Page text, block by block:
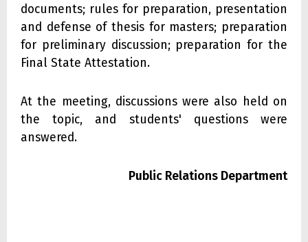
documents; rules for preparation, presentation
and defense of thesis for masters; preparation
for preliminary discussion; preparation for the
Final State Attestation.
At the meeting, discussions were also held on
the topic, and students' questions were
answered.
Public Relations Department